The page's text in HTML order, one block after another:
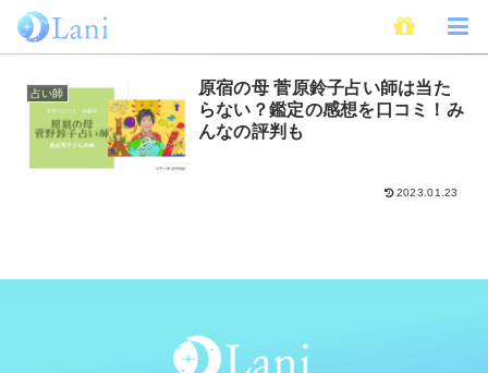
菅原鈴子
占い師
原宿の母 菅原鈴子占い師は当た
らない？鑑定の感想を口コミ！み
んなの評判も
2023.01.23